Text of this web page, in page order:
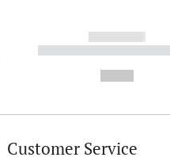
------------
----------- -----------
Customer Service